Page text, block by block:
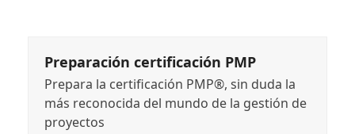
Preparación certificación PMP
Prepara la certificación PMP®, sin duda la
más reconocida del mundo de la gestión de
proyectos